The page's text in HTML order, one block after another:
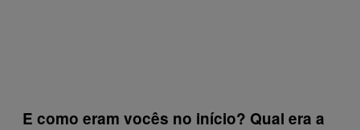
E como eram vocês no início? Qual era a